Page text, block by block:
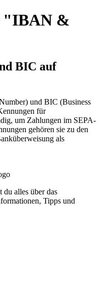
"IBAN &
BIC auf
und BIC (Business
für
um Zahlungen im SEPA-
gehören sie zu den
als
du alles über das
Tipps und